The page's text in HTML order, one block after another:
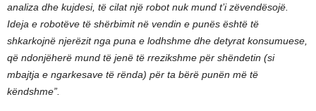
analiza dhe kujdesi, të cilat një robot nuk mund t’i zëvendësojë.
Ideja e robotëve të shërbimit në vendin e punës është të
shkarkojnë njerëzit nga puna e lodhshme dhe detyrat konsumuese,
që ndonjëherë mund të jenë të rrezikshme për shëndetin (si
mbajtja e ngarkesave të rënda) për ta bërë punën më të
këndshme”.